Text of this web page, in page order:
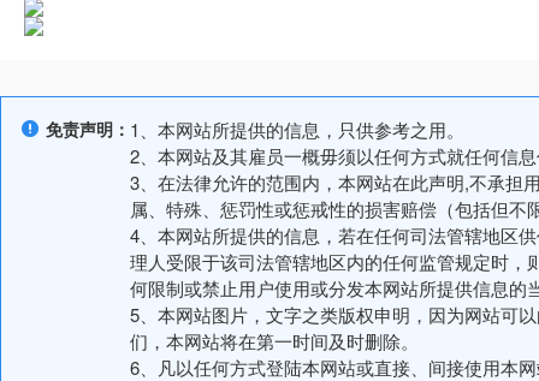
免责声明： 1、本网站所提供的信息，只供参考之用。
2、本网站及其雇员一概毋须以任何方式就任何信
3、在法律允许的范围内，本网站在此声明,不承担
属、特殊、惩罚性或惩戒性的损害赔偿（包括但
4、本网站所提供的信息，若在任何司法管辖地区
理人受限于该司法管辖地区内的任何监管规定时
何限制或禁止用户使用或分发本网站所提供信息的
5、本网站图片，文字之类版权申明，因为网站可
们，本网站将在第一时间及时删除。
6、凡以任何方式登陆本网站或直接、间接使用本